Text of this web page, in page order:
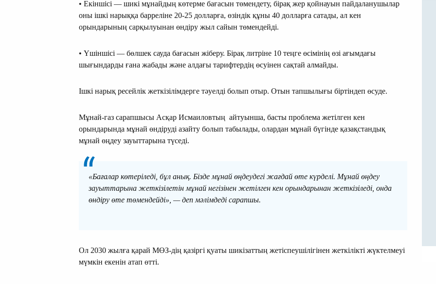
• Екіншісі — шикі мұнайдың көтерме бағасын төмендету, бірақ жер қойнауын пайдаланушылар
оны ішкі нарыққа барреліне 20-25 долларға, өзіндік құны 40 долларға сатады, ал кен
орындарының сарқылуынан өндіру жыл сайын төмендейді.
• Үшіншісі — бөлшек сауда бағасын жіберу. Бірақ литріне 10 теңге өсімінің өзі ағымдағы
шығындарды ғана жабады және алдағы тарифтердің өсуінен сақтай алмайды.
Ішкі нарық ресейлік жеткізілімдерге тәуелді болып отыр. Отын тапшылығы біртіндеп өсуде.
Мұнай-газ сарапшысы Асқар Исмаиловтың айтуынша, басты проблема жетілген кен
орындарында мұнай өндіруді азайту болып табылады, олардан мұнай бүгінде қазақстандық
мұнай өңдеу зауыттарына түседі.
«Бағалар көтеріледі, бұл анық. Бізде мұнай өңдеудегі жағдай өте күрделі. Мұнай өңдеу
зауыттарына жеткізілетін мұнай негізінен жетілген кен орындарынан жеткізіледі, онда
өндіру өте төмендейді», — деп мәлімдеді сарапшы.
Ол 2030 жылға қарай МӨЗ-дің қазіргі қуаты шикізаттың жетіспеушілігінен жеткілікті жүктелмеуі
мүмкін екенін атап өтті.